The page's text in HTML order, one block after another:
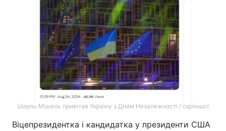
Вакансії
Контакти
Послуги
Шарль Мішель привітав Україну з Днем Незалежності / скріншот
Віцепрезидентка і кандидатка у президенти США